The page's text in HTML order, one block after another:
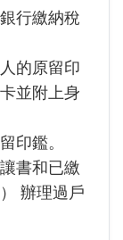
行繳納稅
的原留印
並附上身
印鑑。
書和已繳
）
辦理過戶